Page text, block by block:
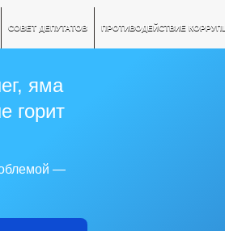
СОВЕТ ДЕПУТАТОВ ПРОТИВОДЕЙСТВИЕ
яма
горит
—